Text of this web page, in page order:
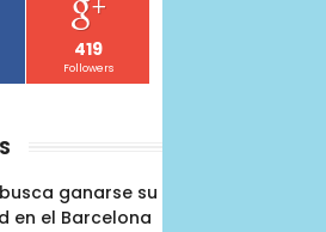
419
Followers
ganarse su
en el Barcelona